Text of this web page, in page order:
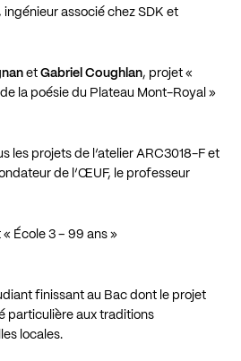
, ingénieur associé chez SDK et
et Gabriel Coughlan, projet «
la poésie du Plateau Mont-Royal »
les projets de l’atelier ARC3018-F et
de l’ŒUF, le professeur
« École 3 – 99 ans »
finissant au Bac dont le projet
particulière aux traditions
locales.